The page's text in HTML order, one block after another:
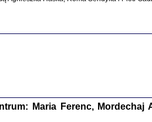
Maria Ferenc, Mordechaj